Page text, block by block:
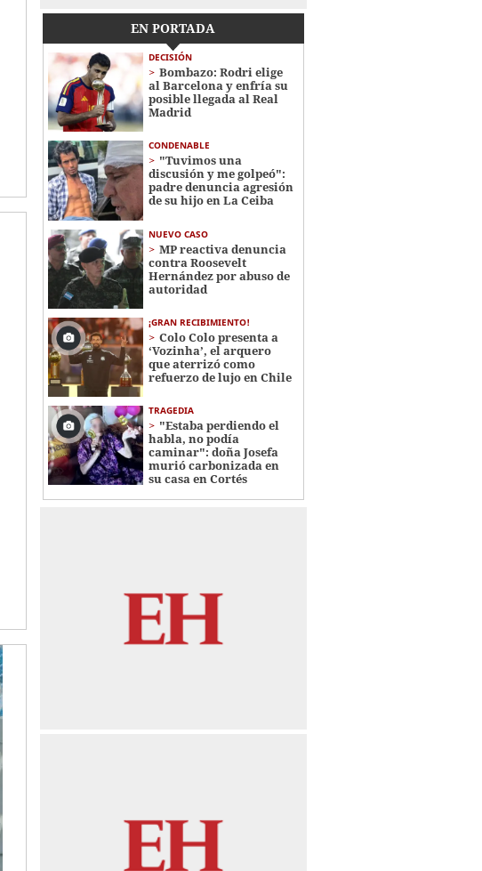
EN PORTADA
DECISIÓN
Bombazo: Rodri elige
al Barcelona y enfría su
posible llegada al Real
Madrid
CONDENABLE
"Tuvimos una
discusión y me golpeó":
padre denuncia agresión
de su hijo en La Ceiba
NUEVO CASO
MP reactiva denuncia
contra Roosevelt
Hernández por abuso de
autoridad
¡GRAN RECIBIMIENTO!
Colo Colo presenta a
‘Vozinha’, el arquero
que aterrizó como
refuerzo de lujo en Chile
TRAGEDIA
"Estaba perdiendo el
habla, no podía
caminar": doña Josefa
murió carbonizada en
su casa en Cortés